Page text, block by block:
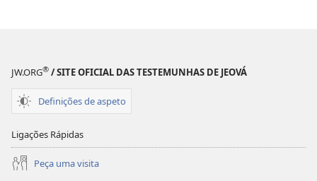
JW.ORG® / SITE OFICIAL DAS TESTEMUNHAS DE JEOVÁ
Definições de aspeto
Ligações Rápidas
Peça uma visita